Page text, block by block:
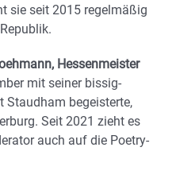
sie seit 2015 regelmäßig
Hessenmeister
mit seiner bissig-
Staudham begeisterte,
Seit 2021 zieht es
auch auf die Poetry-